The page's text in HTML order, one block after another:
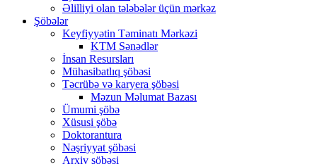
Əlilliyi olan tələbələr üçün mərkəz
Şöbələr
Keyfiyyətin Təminatı Mərkəzi
KTM Sənədlər
İnsan Resursları
Mühasibatlıq şöbəsi
Təcrübə və karyera şöbəsi
Məzun Məlumat Bazası
Ümumi şöbə
Xüsusi şöbə
Doktorantura
Nəşriyyat şöbəsi
Arxiv şöbəsi